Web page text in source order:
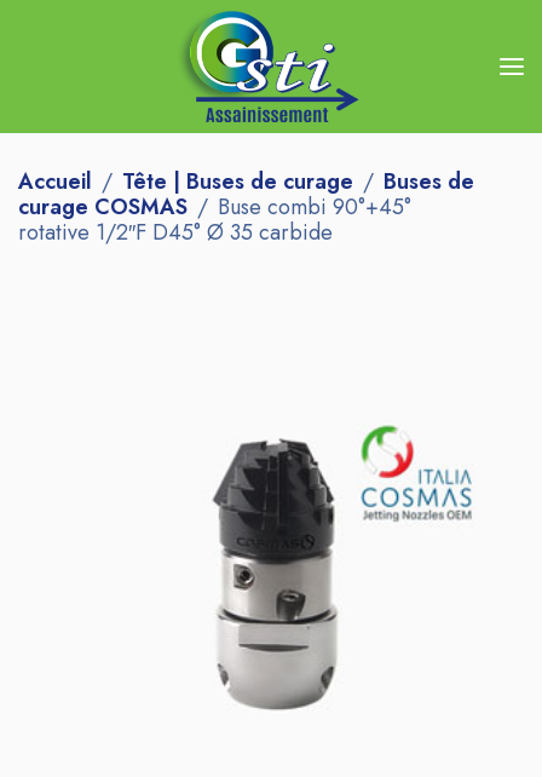
Accueil Tête | Buses de curage
Buses de
curage COSMAS
Buse combi 90°+45°
rotative 1/2″F D45° Ø 35 carbide